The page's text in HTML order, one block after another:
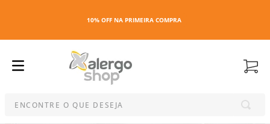
10% OFF NA PRIMEIRA COMPRA